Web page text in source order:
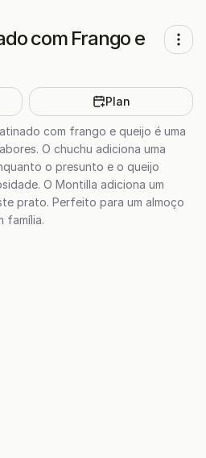
com Frango e
Plan
com frango e queijo é uma
O chuchu adiciona uma
o presunto e o queijo
O Montilla adiciona um
prato. Perfeito para um almoço
família.